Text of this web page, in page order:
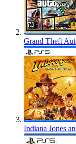
Grand Theft
Indiana Jones